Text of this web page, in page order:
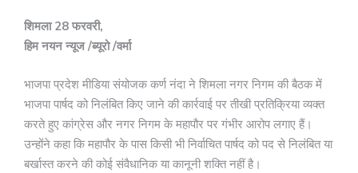
शिमला 28 फरवरी,
हिम नयन न्यूज /ब्यूरो /वर्मा
भाजपा प्रदेश मीडिया संयोजक कर्ण नंदा ने शिमला नगर निगम की बैठक में
भाजपा पार्षद को निलंबित किए जाने की कार्रवाई पर तीखी प्रतिक्रिया व्यक्त
करते हुए कांग्रेस और नगर निगम के महापौर पर गंभीर आरोप लगाए हैं।
उन्होंने कहा कि महापौर के पास किसी भी निर्वाचित पार्षद को पद से निलंबित या
बर्खास्त करने की कोई संवैधानिक या कानूनी शक्ति नहीं है।